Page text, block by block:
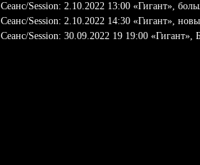
Сеанс/Session: 2.10.2022 13:00 «Гигант»,
Сеанс/Session: 2.10.2022 14:30 «Гигант»,
Сеанс/Session: 30.09.2022 19 19:00 «Гигант»,